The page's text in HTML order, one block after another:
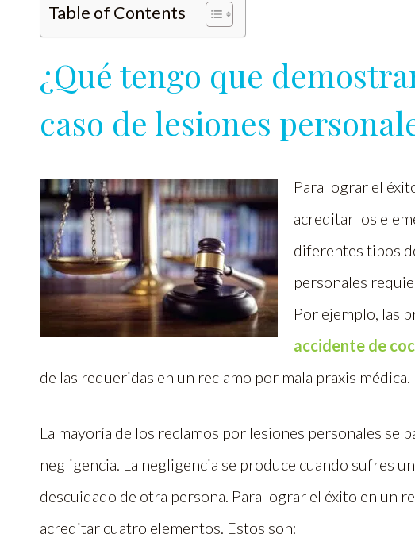
Table of Contents
¿Qué tengo que
caso de lesiones
Para lograr el
acreditar los
diferentes tipos
personales
Por ejemplo, las
accidente de
de las requeridas en un reclamo por mala praxis médica.
La mayoría de los reclamos por lesiones personales se
negligencia. La negligencia se produce cuando sufres
descuidado de otra persona. Para lograr el éxito en un
acreditar cuatro elementos. Estos son: